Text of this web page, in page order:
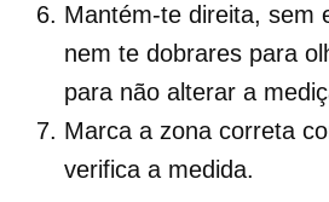
Mantém-te direita, sem
nem te dobrares para
para não alterar a
Marca a zona correta
verifica a medida.